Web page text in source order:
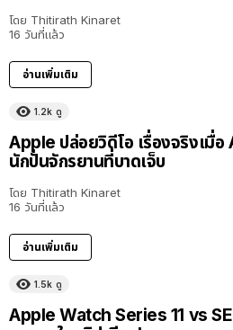
โดย Thitirath Kinaret
16 วันที่แล้ว
อ่านเพิ่มเติม
1.2k ดู
Apple ปล่อยวิดีโอ เรื่องจริงเมื่
นักปั่นจักรยานที่บาดเจ็บ
โดย Thitirath Kinaret
16 วันที่แล้ว
อ่านเพิ่มเติม
1.5k ดู
Apple Watch Series 11 vs